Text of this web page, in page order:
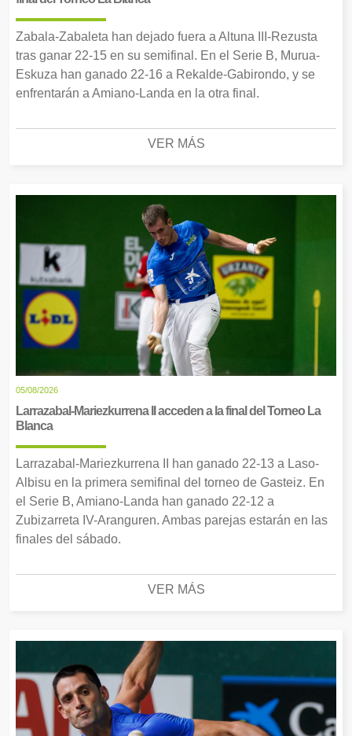
Zabala-Zabaleta han dejado fuera a Altuna III-Rezusta
tras ganar 22-15 en su semifinal. En el Serie B, Murua-
Eskuza han ganado 22-16 a Rekalde-Gabirondo, y se
enfrentarán a Amiano-Landa en la otra final.
VER MÁS
05/08/2026
Larrazabal-Mariezkurrena II acceden a la final del Torneo La
Blanca
Larrazabal-Mariezkurrena II han ganado 22-13 a Laso-
Albisu en la primera semifinal del torneo de Gasteiz. En
el Serie B, Amiano-Landa han ganado 22-12 a
Zubizarreta IV-Aranguren. Ambas parejas estarán en las
finales del sábado.
VER MÁS